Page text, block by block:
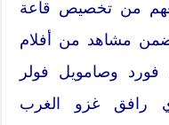
من تخصيص قاعة
مشاهد من أفلام
وصامويل فولر
رافق غزو الغرب